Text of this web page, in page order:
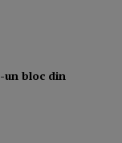
un bloc din